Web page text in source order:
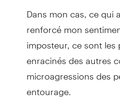
Dans mon cas, ce qui
renforcé mon
imposteur, ce sont les
enracinés des autres
microagressions des
entourage.